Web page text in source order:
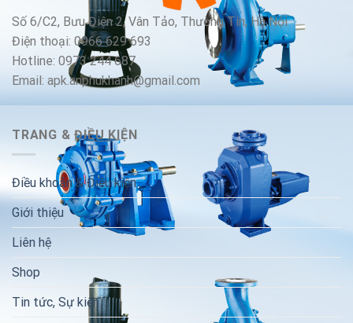
Số 6/C2, Bưu Điện 2, Vân Tảo, Thường Tín, Hà Nội
Điện thoại: 0966 629 693
Hotline: 0973 244 687
Email: apk.anphukhanh@gmail.com
TRANG & ĐIỀU KIỆN
Điều khoản & Điều kiện
Giới thiệu
Liên hệ
Shop
Tin tức, Sự kiện